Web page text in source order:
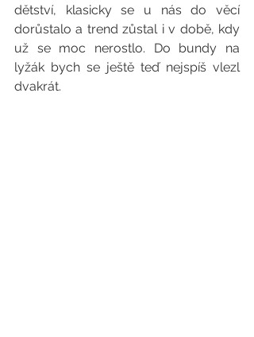
dětství, klasicky se u nás do věcí
dorůstalo a trend zůstal i v době, kdy
už se moc nerostlo. Do bundy na
lyžák bych se ještě teď nejspíš vlezl
dvakrát.